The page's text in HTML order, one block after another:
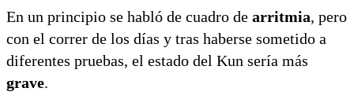
En un principio se habló de cuadro de arritmia, pero
con el correr de los días y tras haberse sometido a
diferentes pruebas, el estado del Kun sería más
grave.